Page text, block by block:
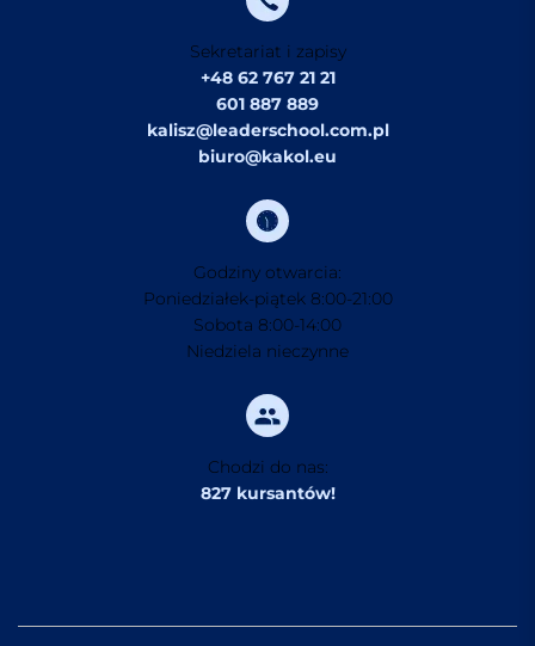
Sekretariat i zapisy
+48 62 767 21 21
601 887 889
kalisz@leaderschool.com.pl
biuro@kakol.eu
Godziny otwarcia:
Poniedziałek-piątek 8:00-21:00
Sobota 8:00-14:00
Niedziela nieczynne
Chodzi do nas:
827 kursantów!